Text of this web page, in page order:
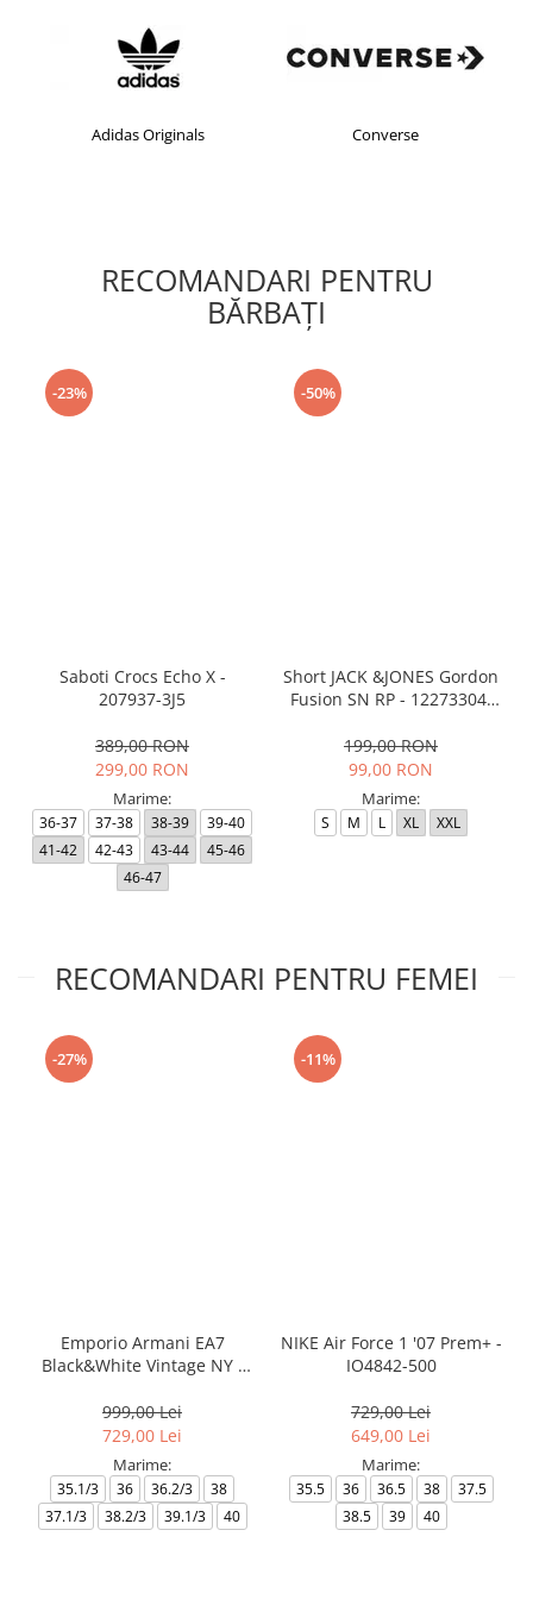
RECOMANDARI PENTRU
BĂRBAŢI
-23%
Saboti Crocs Echo X -
207937-3J5
389,00 RON
299,00 RON
Marime:
36-37 37-38 38-39
39-40
41-42
42-43 43-44
45-46
46-47
-50%
Short JACK &JONES Gordon
Fusion SN RP - 12273304-
199,00 RON
99,00 RON
Marime:
S M L XL XXL
RECOMANDARI PENTRU FEMEI
-27%
Emporio Armani EA7
Black&White Vintage NY -
999,00 Lei
729,00 Lei
Marime:
35.1/3 36 36.2/3
38
37.1/3
38.2/3 39.1/3 40
-11%
NIKE Air Force 1 '07 Prem+ -
IO4842-500
729,00 Lei
649,00 Lei
Marime:
35.5 36 36.5 38
37.5
38.5
39 40